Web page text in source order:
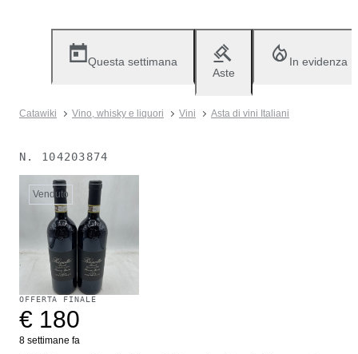
Questa settimana
Aste
In evidenza
Catawiki Vino, whisky e liquori Vini Asta di vini Italiani
N. 104203874
Venduto
OFFERTA FINALE
€ 180
8 settimane fa